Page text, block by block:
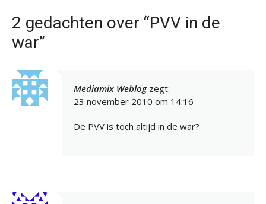
2 gedachten over “PVV in de
war”
Mediamix Weblog zegt:
23 november 2010 om 14:16
De PVV is toch altijd in de war?